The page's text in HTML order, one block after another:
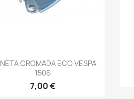
Vista rápida
CROMADA ECO VESPA
150S
7,00 €